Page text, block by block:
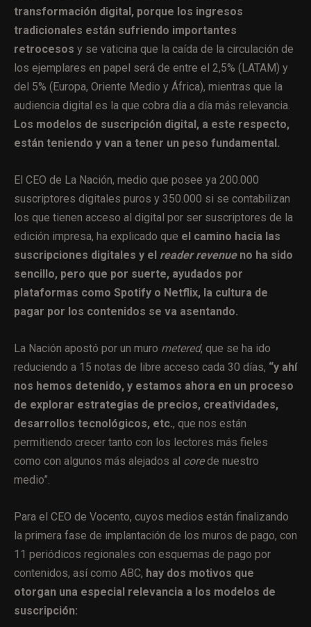
transformación digital, porque los ingresos
tradicionales están sufriendo importantes
retrocesos y se vaticina que la caída de la circulación de
los ejemplares en papel será de entre el 2,5% (LATAM) y
del 5% (Europa, Oriente Medio y África), mientras que la
audiencia digital es la que cobra día a día más relevancia.
Los modelos de suscripción digital, a este respecto,
están teniendo y van a tener un peso fundamental.
El CEO de La Nación, medio que posee ya 200.000
suscriptores digitales puros y 350.000 si se contabilizan
los que tienen acceso al digital por ser suscriptores de la
edición impresa, ha explicado que el camino hacia las
suscripciones digitales y el reader revenueno ha sido
sencillo, pero que por suerte, ayudados por
plataformas como Spotify o Netflix, la cultura de
pagar por los contenidos se va asentando.
La Nación apostó por un muro metered, que se ha ido
reduciendo a 15 notas de libre acceso cada 30 días, “y ahí
nos hemos detenido, y estamos ahora en un proceso
de explorar estrategias de precios, creatividades,
desarrollos tecnológicos, etc., que nos están
permitiendo crecer tanto con los lectores más fieles
como con algunos más alejados al corede nuestro
medio”.
Para el CEO de Vocento, cuyos medios están finalizando
la primera fase de implantación de los muros de pago, con
11 periódicos regionales con esquemas de pago por
contenidos, así como ABC, hay dos motivos que
otorgan una especial relevancia a los modelos de
suscripción: